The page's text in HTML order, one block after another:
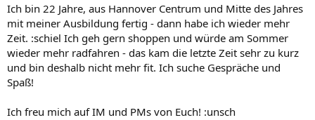
Ich bin 22 Jahre, aus Hannover Centrum und Mitte des Jahres
mit meiner Ausbildung fertig - dann habe ich wieder mehr
Zeit. :schiel Ich geh gern shoppen und würde am Sommer
wieder mehr radfahren - das kam die letzte Zeit sehr zu kurz
und bin deshalb nicht mehr fit. Ich suche Gespräche und
Spaß!
Ich freu mich auf IM und PMs von Euch! :unsch